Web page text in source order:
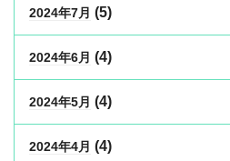
2024年7月 (5)
2024年6月 (4)
2024年5月 (4)
2024年4月 (4)